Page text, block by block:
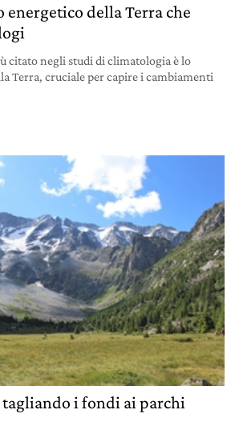
energetico della Terra che
citato negli studi di climatologia è lo
Terra, cruciale per capire i cambiamenti
tagliando i fondi ai parchi